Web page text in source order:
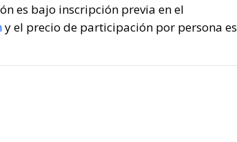
es bajo inscripción previa en el
y el precio de participación por persona es